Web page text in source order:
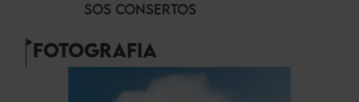
SOS CONSERTOS
FOTOGRAFIA